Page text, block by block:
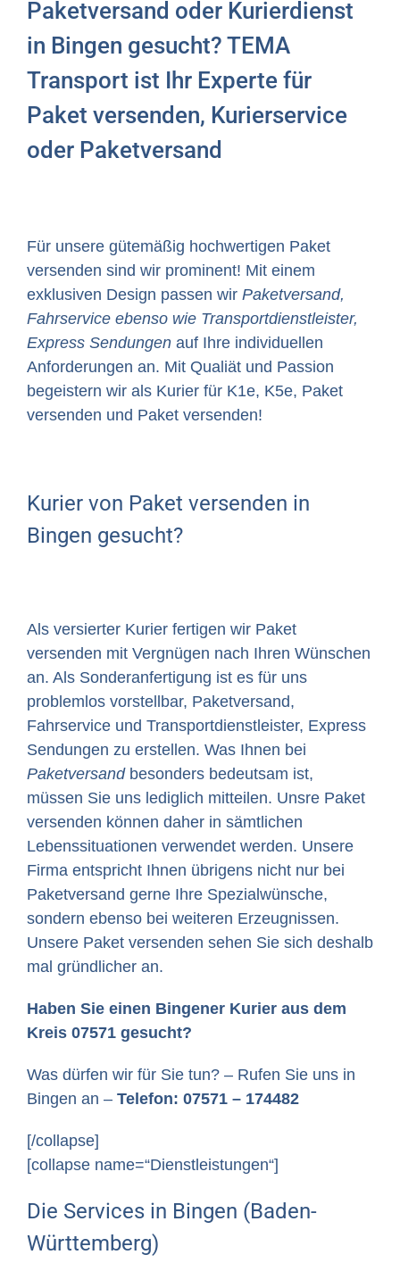
Paketversand oder Kurierdienst
in Bingen gesucht? TEMA
Transport ist Ihr Experte für
Paket versenden, Kurierservice
oder Paketversand
Für unsere gütemäßig hochwertigen Paket
versenden sind wir prominent! Mit einem
exklusiven Design passen wir Paketversand,
Fahrservice ebenso wie Transportdienstleister,
Express Sendungen auf Ihre individuellen
Anforderungen an. Mit Qualiät und Passion
begeistern wir als Kurier für K1e, K5e, Paket
versenden und Paket versenden!
Kurier von Paket versenden in
Bingen gesucht?
Als versierter Kurier fertigen wir Paket
versenden mit Vergnügen nach Ihren Wünschen
an. Als Sonderanfertigung ist es für uns
problemlos vorstellbar, Paketversand,
Fahrservice und Transportdienstleister, Express
Sendungen zu erstellen. Was Ihnen bei
Paketversandbesonders bedeutsam ist,
müssen Sie uns lediglich mitteilen. Unsre Paket
versenden können daher in sämtlichen
Lebenssituationen verwendet werden. Unsere
Firma entspricht Ihnen übrigens nicht nur bei
Paketversand gerne Ihre Spezialwünsche,
sondern ebenso bei weiteren Erzeugnissen.
Unsere Paket versenden sehen Sie sich deshalb
mal gründlicher an.
Haben Sie einen Bingener Kurier aus dem
Kreis 07571 gesucht?
Was dürfen wir für Sie tun? – Rufen Sie uns in
Bingen an – Telefon: 07571 – 174482
[/collapse]
[collapse name=“Dienstleistungen“]
Die Services in Bingen (Baden-
Württemberg)